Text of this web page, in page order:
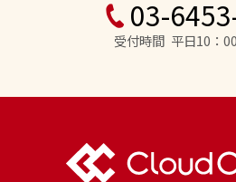
03-
受付時間 平日10：